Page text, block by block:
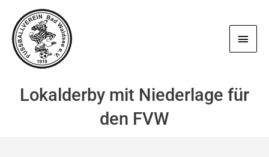
Inhalt
springen
Lokalderby mit Niederlage für
den FVW